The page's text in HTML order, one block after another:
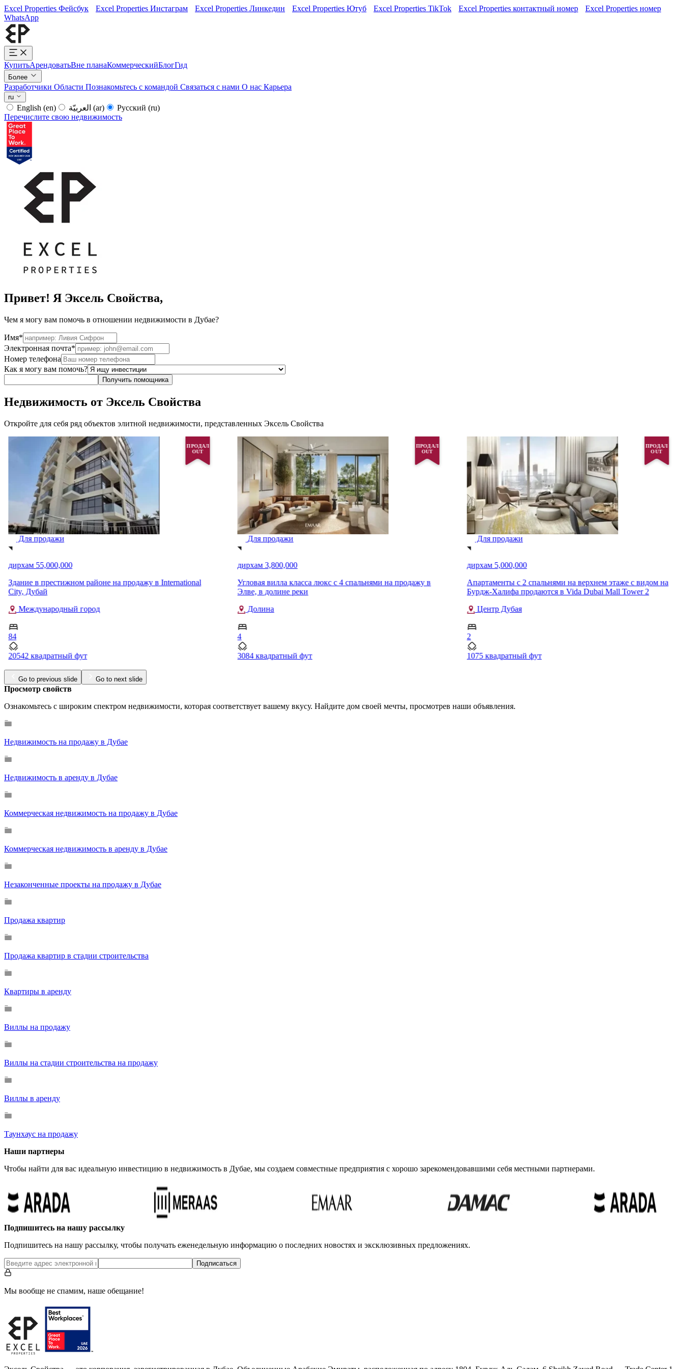
Excel Properties Фейсбук Excel Properties Инстаграм Excel Properties Линкедин Excel Properties Ютуб Excel Properties TikTok Excel Properties контактный номер
Excel Properties номер
WhatsApp
КупитьАрендоватьВне планаКоммерческийБлогГид
Более
Разработчики Области Познакомьтесь с командой Связаться с нами О нас Карьера
ru
English (en) (ar) Русский (ru)
Перечислите свою недвижимость
Привет! Я Эксель Свойства,
Чем я могу вам помочь в отношении недвижимости в Дубае?
Имя*
Электронная почта*
Номер телефона
Как я могу вам помочь?
Получить помощника
Недвижимость от Эксель Свойства
Откройте для себя ряд объектов элитной недвижимости, представленных Эксель Свойства
ПРОДАЛ
OUT
Для продажи
дирхам 55,000,000
Здание в престижном районе на продажу в International
City, Дубай
Международный город
84
20542 квадратный фут
ПРОДАЛ
OUT
Для продажи
дирхам 3,800,000
Угловая вилла класса люкс с 4 спальнями на продажу в
Элве, в долине реки
Долина
4
3084 квадратный фут
ПРОДАЛ
OUT
Для продажи
дирхам 5,000,000
Апартаменты с 2 спальнями на верхнем этаже с видом на
Бурдж-Халифа продаются в Vida Dubai Mall Tower 2
Центр Дубая
2
1075 квадратный фут
Go to previous slide Go to next slide
Просмотр свойств
Ознакомьтесь с широким спектром недвижимости, которая соответствует вашему вкусу. Найдите дом своей мечты, просмотрев наши объявления.
Недвижимость на продажу в Дубае
Недвижимость в аренду в Дубае
Коммерческая недвижимость на продажу в Дубае
Коммерческая недвижимость в аренду в Дубае
Незаконченные проекты на продажу в Дубае
Продажа квартир
Продажа квартир в стадии строительства
Квартиры в аренду
Виллы на продажу
Виллы на стадии строительства на продажу
Виллы в аренду
Таунхаус на продажу
Наши партнеры
Чтобы найти для вас идеальную инвестицию в недвижимость в Дубае, мы создаем совместные предприятия с хорошо зарекомендовавшими себя местными партнерами.
Подпишитесь на нашу рассылку
Подпишитесь на нашу рассылку, чтобы получать еженедельную информацию о последних новостях и эксклюзивных предложениях.
Подписаться
Мы вообще не спамим, наше обещание!